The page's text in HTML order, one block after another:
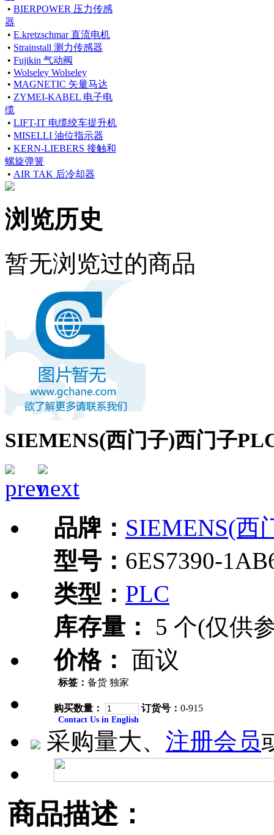
• BIERPOWER 压力传感
器
• E.kretzschmar 直流电机
• Strainstall 测力传感器
• Fujikin 气动阀
• Wolseley Wolseley
• MAGNETIC 矢量马达
• ZYMEI-KABEL 电子电
缆
• LIFT-IT 电缆绞车提升机
• MISELLI 油位指示器
• KERN-LIEBERS 接触和
螺旋弹簧
• AIR TAK 后冷却器
浏览历史
暂无浏览过的商品
SIEMENS(西门子)西门子
品牌： SIEMENS(西
型号： 6ES7390-
类型： PLC
库存量：
5 个(仅供
价格： 面议
标签： 备货 独家
购买数量： 订货号： 0-915
Contact Us in English
采购量大、 注册会员
商品描述：